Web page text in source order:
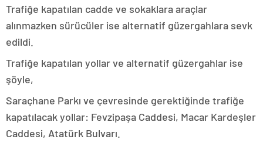
Trafiğe kapatılan cadde ve sokaklara araçlar
alınmazken sürücüler ise alternatif güzergahlara sevk
edildi.
Trafiğe kapatılan yollar ve alternatif güzergahlar ise
şöyle,
Saraçhane Parkı ve çevresinde gerektiğinde trafiğe
kapatılacak yollar: Fevzipaşa Caddesi, Macar Kardeşler
Caddesi, Atatürk Bulvarı.